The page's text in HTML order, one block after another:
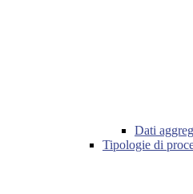
Dati
Tipologie di